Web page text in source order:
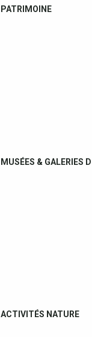
PATRIMOINE
MUSÉES & GALERIES
ACTIVITÉS NATURE